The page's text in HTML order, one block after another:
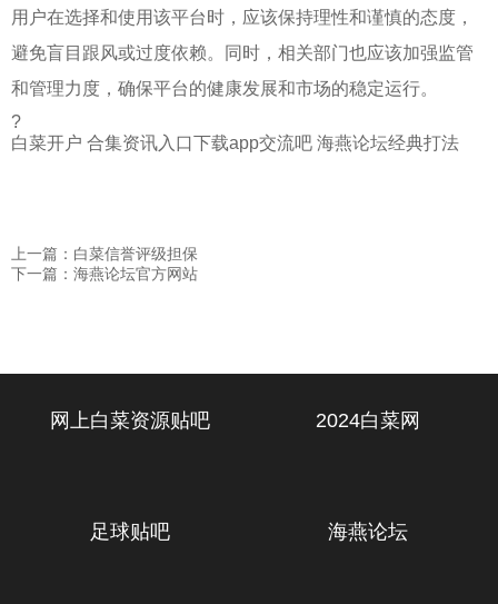
用户在选择和使用该平台时，应该保持理性和谨慎的态度，
避免盲目跟风或过度依赖。同时，相关部门也应该加强监管
和管理力度，确保平台的健康发展和市场的稳定运行。
?
白菜开户 合集资讯入口下载app交流吧 海燕论坛经典打法
上一篇：白菜信誉评级担保
下一篇：海燕论坛官方网站
网上白菜资源贴吧 2024白菜网
足球贴吧 海燕论坛